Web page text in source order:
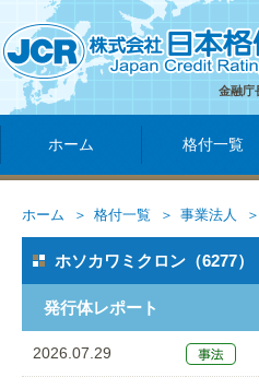
金融
ホーム 格付一覧
ホーム 格付一覧 事業法人
ホソカワミクロン（6277）
発行体レポート
2026.07.29